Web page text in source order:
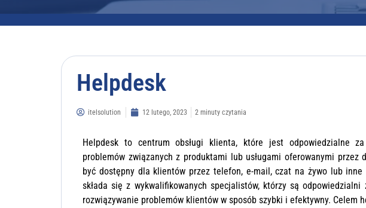
Helpdesk
itelsolution 12 lutego, 2023 2 minuty czytania
Helpdesk to centrum obsługi klienta, które jest odpowiedzialne
problemów związanych z produktami lub usługami oferowanymi przez
być dostępny dla klientów przez telefon, e-mail, czat na żywo lub inne
składa się z wykwalifikowanych specjalistów, którzy są
rozwiązywanie problemów klientów w sposób szybki i efektywny. Celem